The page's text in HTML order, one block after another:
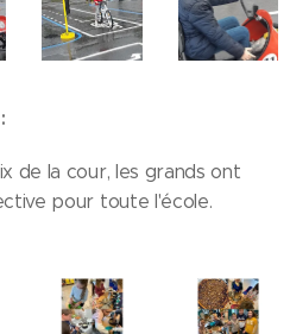
de la cour, les grands ont
pour toute l'école.